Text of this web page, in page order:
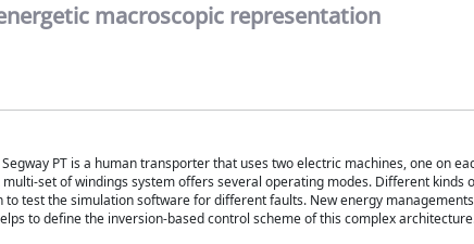
macroscopic representation
PT is a human transporter that uses two electric machines, one on
set of windings system offers several operating modes. Different kinds
test the simulation software for different faults. New energy
to define the inversion-based control scheme of this complex